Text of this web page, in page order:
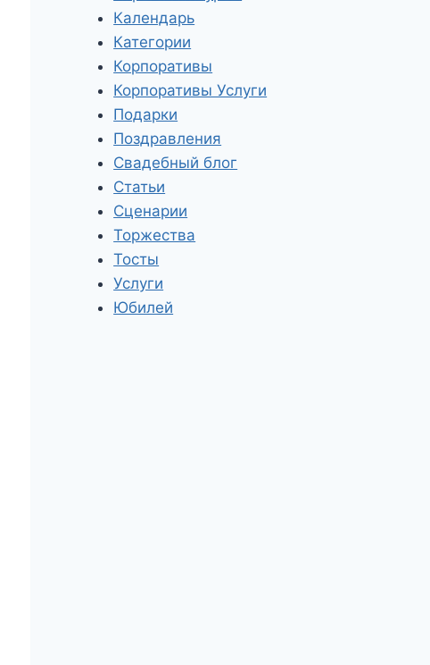
Календарь
Категории
Корпоративы
Корпоративы Услуги
Подарки
Поздравления
Свадебный блог
Статьи
Сценарии
Торжества
Тосты
Услуги
Юбилей